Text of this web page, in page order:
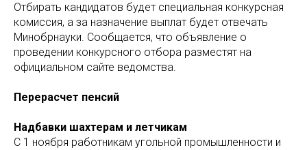
Отбирать кандидатов будет специальная конкурсная
комиссия, а за назначение выплат будет отвечать
Минобрнауки. Сообщается, что объявление о
проведении конкурсного отбора разместят на
официальном сайте ведомства.
Перерасчет пенсий
Надбавки шахтерам и летчикам
С 1 ноября работникам угольной промышленности и